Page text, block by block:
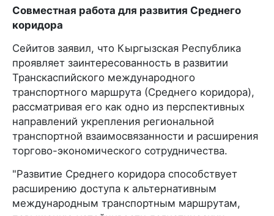
Совместная работа для развития Среднего
коридора
Сейитов заявил, что Кыргызская Республика
проявляет заинтересованность в развитии
Транскаспийского международного
транспортного маршрута (Среднего коридора),
рассматривая его как одно из перспективных
направлений укрепления региональной
транспортной взаимосвязанности и расширения
торгово-экономического сотрудничества.
"Развитие Среднего коридора способствует
расширению доступа к альтернативным
международным транспортным маршрутам,